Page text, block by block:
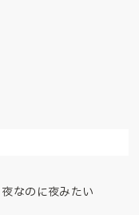
夜なのに夜みたい